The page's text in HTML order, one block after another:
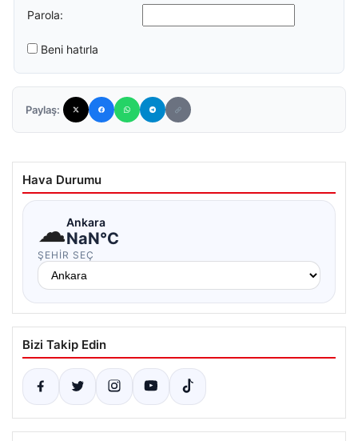
Parola:
Beni hatırla
Paylaş:
Hava Durumu
☁Ankara
NaN°C
ŞEHIR SEÇ
Bizi Takip Edin